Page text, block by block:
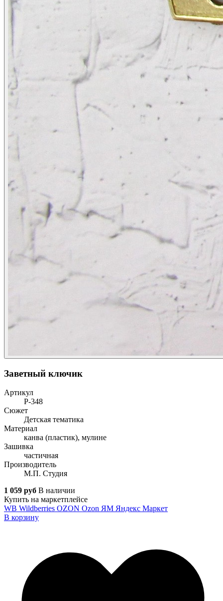
Заветный ключик
Артикул
Р-348
Сюжет
Детская тематика
Материал
канва (пластик), мулине
Зашивка
частичная
Производитель
М.П. Студия
1 059 руб В наличии
Купить на маркетплейсе
WB Wildberries OZON Ozon ЯМ Яндекс Маркет
В корзину